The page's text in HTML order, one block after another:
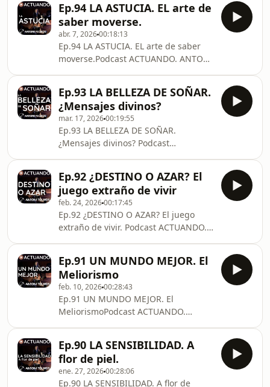
alguna manera, sentimos.El alma.Eso
que parece estar en lo más profundo
de noso
conferencias:EL CONCIERTO DE LAS
PALABRAShttps://antonitolmos.com/contactar/
dudas de ti&quot; (Ed.
Milenio)http://cuandodudasdeti.com/Todos
nos preocupamos.Por el futuro, por el
dinero, por lo que piensan los
demás…Pero… ¿y si te dijera que la
mayoría de
Ep.94 LA ASTUCIA. EL arte de
saber moverse.
abr. 7, 202600:18:13
Ep.94 LA ASTUCIA. EL arte de saber
moverse.Podcast ACTUANDO. ANTONI
conferencias:EL CONCIERTO DE LAS
PALABRAShttps://antonitolmos.com/contactar/
LIBRO&quot;Cuando dudas de
ti&quot; (Ed.
Milenio)http://cuandodudasdeti.com/FORMACIÓN
ON LINE
&quot;estimarte&quot;Autoestima
para artistashttp://www.estimarte.es/
En este episodio vamos a hablar de
algo que todos admiramo, aunque a
ve
Ep.93 LA BELLEZA DE SOÑAR.
¿Mensajes divinos?
mar. 17, 202600:19:55
Ep.93 LA BELLEZA DE SOÑAR.
¿Mensajes divinos? Podcast
CONCIERTO DE LAS PALABRAS
https://antonitolmos.com/contactar/
LIBRO&quot;Cuando dudas de
ti&quot; (Ed. Milenio)
http://cuandodudasdeti.com/ CURSO
ON LINE &quot;estimarte&quot;
Autoestima para artistas
http://www.estimarte.es/ ¿Alguna vez
te has despertado con la sensación de
haber vivido otra
Ep.92 ¿DESTINO O AZAR? El
juego extraño de vivir
feb. 24, 202600:17:45
Ep.92 ¿DESTINO O AZAR? El juego
extraño de vivir. Podcast ACTUANDO.
PALABRAS
https://antonitolmos.com/contactar/
LIBRO"Cuando dudas de ti" (Ed.
Milenio) http://cuandodudasdeti.com/
CURSO ON LINE "estimarte"
Autoestima para artistas
http://www.estimarte.es/ ¿Crees que
tu vida ya estaba escrita… o que todo
es una casualidad increíbleme
Ep.91 UN MUNDO MEJOR. El
Meliorismo
feb. 10, 202600:28:43
Ep.91 UN MUNDO MEJOR. El
MeliorismoPodcast ACTUANDO.
PALABRAS
https://antonitolmos.com/contactar/
LIBRO "Cuando dudas de ti" (Ed.
Ep.90 LA SENSIBILIDAD. A
flor de piel.
ene. 27, 202600:28:06
Ep.90 LA SENSIBILIDAD. A flor de